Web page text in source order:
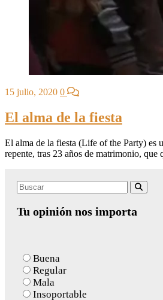
15 julio, 2020 0
El alma de la fiesta
El alma de la fiesta (Life of the Party) es
repente, tras 23 años de matrimonio,
Search
Tu opinión nos importa
Buena
Regular
Mala
Insoportable